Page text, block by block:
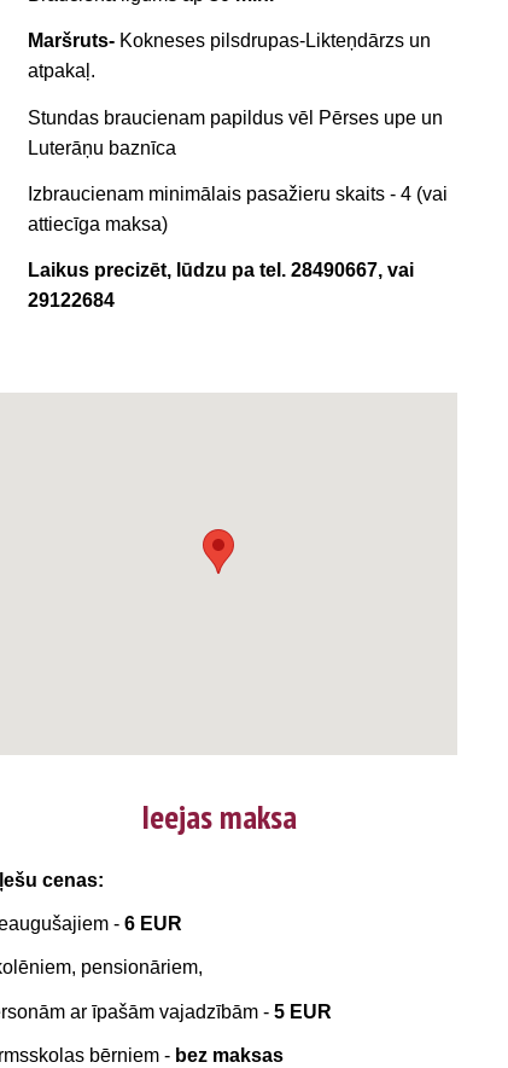
Maršruts- Kokneses pilsdrupas-Likteņdārzs un
atpakaļ.
Stundas braucienam papildus vēl Pērses upe un
Luterāņu baznīca
Izbraucienam minimālais pasažieru skaits - 4 (vai
attiecīga maksa)
Laikus precizēt, lūdzu pa tel. 28490667, vai
29122684
Ieejas maksa
cenas:
- 6 EUR
pensionāriem,
ar īpašām vajadzībām - 5 EUR
bērniem - bez maksas